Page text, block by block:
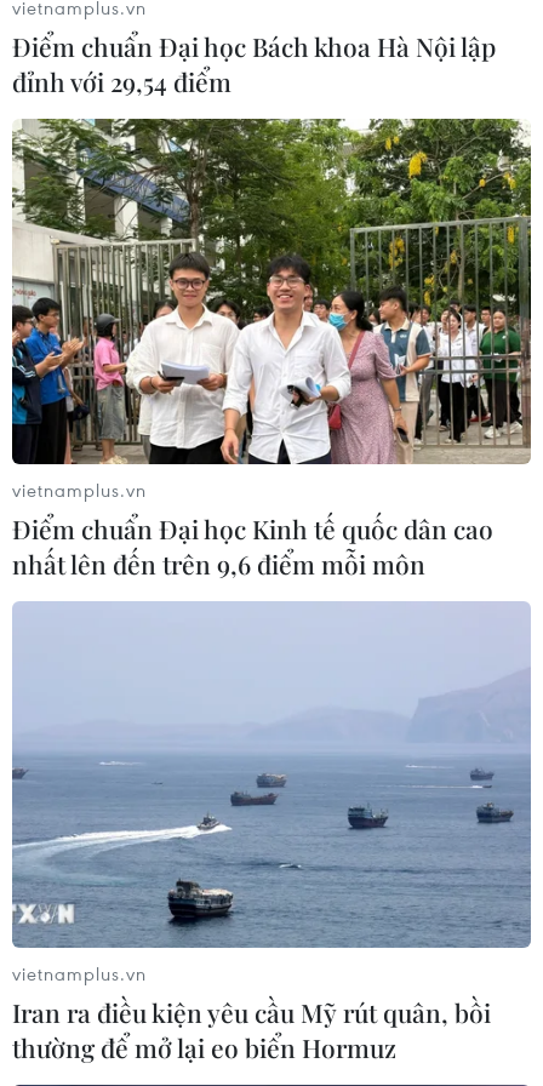
#Hợp tác y tế Việt Nam Đan Mạch
#Chương trình hợp tác ngành y tế
#Chăm sóc sức khỏe ban đầu
#Hệ thống y tế dự phòng
#Cải cách hệ thống y tế Việt Nam
#Chương trình hợp tác chiến lược y tế
TIN LIÊN QUAN
vietnamplus.vn
Điểm chuẩn Đại học Bách khoa Hà Nội lập
đỉnh với 29,54 điểm
vietnamplus.vn
Điểm chuẩn Đại học Kinh tế quốc dân cao
nhất lên đến trên 9,6 điểm mỗi môn
vietnamplus.vn
Iran ra điều kiện yêu cầu Mỹ rút quân, bồi
thường để mở lại eo biển Hormuz